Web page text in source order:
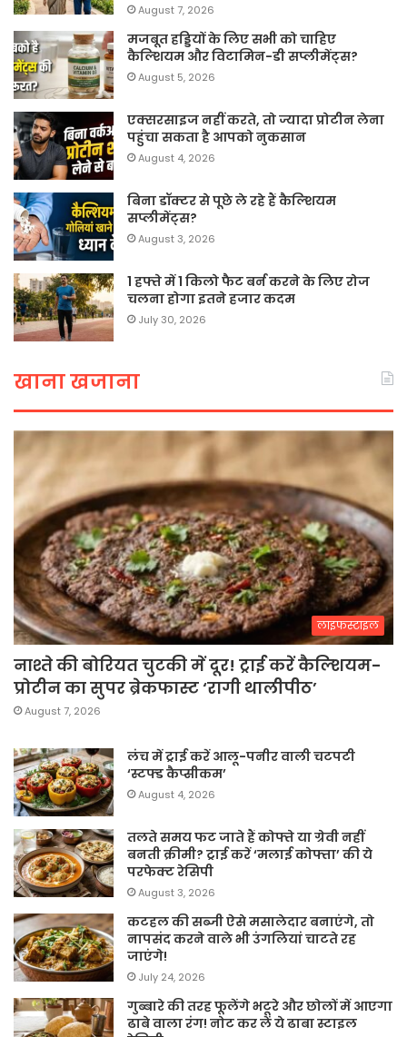
August 7, 2026
मजबूत हड्डियों के लिए सभी को चाहिए
कैल्शियम और विटामिन-डी सप्लीमेंट्स?
August 5, 2026
एक्सरसाइज नहीं करते, तो ज्यादा प्रोटीन लेना
पहुंचा सकता है आपको नुकसान
August 4, 2026
बिना डॉक्टर से पूछे ले रहे हैं कैल्शियम
सप्लीमेंट्स?
August 3, 2026
1 हफ्ते में 1 किलो फैट बर्न करने के लिए रोज
चलना होगा इतने हजार कदम
July 30, 2026
खाना खजाना
लाइफस्टाइल
नाश्ते की बोरियत चुटकी में दूर! ट्राई करें कैल्शियम-
प्रोटीन का सुपर ब्रेकफास्ट ‘रागी थालीपीठ’
August 7, 2026
लंच में ट्राई करें आलू-पनीर वाली चटपटी
‘स्टफ्ड कैप्सीकम’
August 4, 2026
तलते समय फट जाते हैं कोफ्ते या ग्रेवी नहीं
बनती क्रीमी? ट्राई करें ‘मलाई कोफ्ता’ की ये
परफेक्ट रेसिपी
August 3, 2026
कटहल की सब्जी ऐसे मसालेदार बनाएंगे, तो
नापसंद करने वाले भी उंगलियां चाटते रह
जाएंगे!
July 24, 2026
गुब्बारे की तरह फूलेंगे भटूरे और छोलों में आएगा
ढाबे वाला रंग! नोट कर लें ये ढाबा स्टाइल